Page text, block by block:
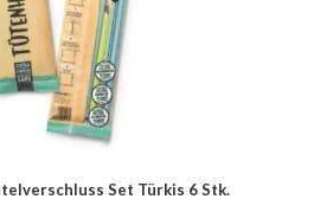
Set Türkis 6 Stk.